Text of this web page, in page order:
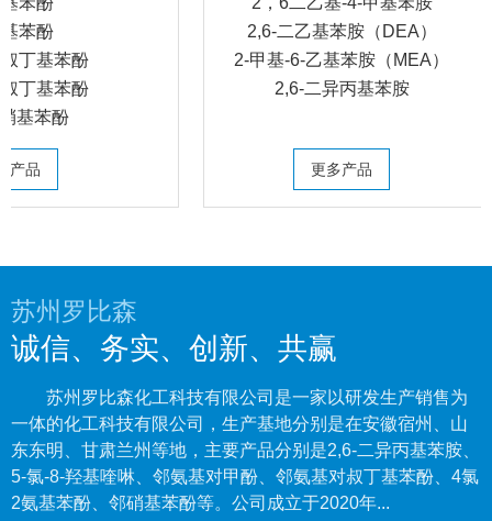
酚
基苯酚
基苯酚
苯酚
2,6-二乙基苯胺（DEA）
2-甲基-6-乙基苯胺（MEA）
2,6-二异丙基苯胺
更多产品
苏州罗比森
诚信、务实、创新、共赢
苏州罗比森化工科技有限公司 是一家以研发生产销售为
一体的化工科技有限公司，生产基地分别是在安徽宿州、山
东东明、甘肃兰州等地，主要产品分别是2,6-二异丙基苯胺、
5-氯-8-羟基喹啉、邻氨基对甲酚、邻氨基对叔丁基苯酚、4氯
2氨基苯酚、邻硝基苯酚等。公司成立于2020年...